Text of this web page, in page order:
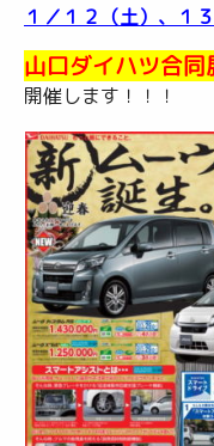
１／１２（土）、１
山口ダイハツ合同
開催します！！！